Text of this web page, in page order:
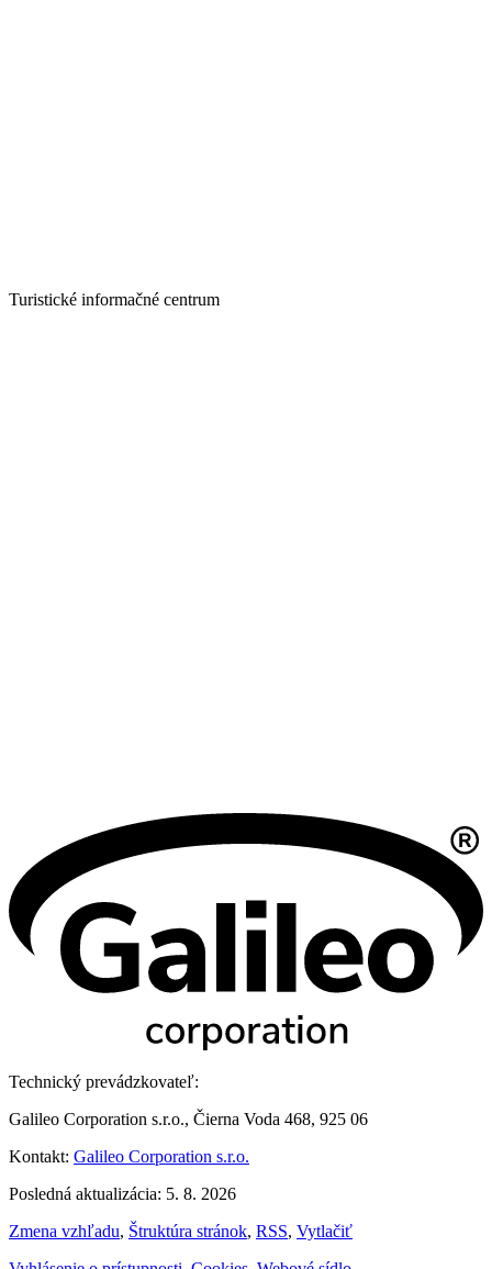
Turistické informačné centrum
Technický prevádzkovateľ:
Galileo Corporation s.r.o., Čierna Voda 468, 925 06
Kontakt: Galileo Corporation s.r.o.
Posledná aktualizácia: 5. 8. 2026
Zmena vzhľadu, Štruktúra stránok, RSS, Vytlačiť